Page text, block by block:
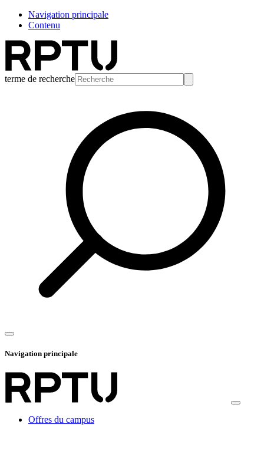
Navigation principale
Contenu
terme de recherche
Navigation principale
Offres du campus